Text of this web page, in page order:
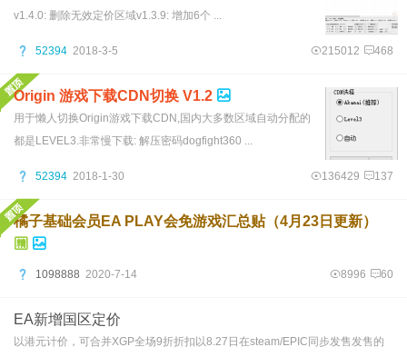
v1.4.0: 删除无效定价区域v1.3.9: 增加6个 ...
52394 2018-3-5 215012 468
Origin 游戏下载CDN切换 V1.2
用于懒人切换Origin游戏下载CDN,国内大多数区域自动分配的
都是LEVEL3.非常慢下载: 解压密码dogfight360 ...
52394 2018-1-30 136429 137
橘子基础会员EA PLAY会免游戏汇总贴（4月23日更新）
1098888 2020-7-14 8996 60
EA新增国区定价
以港元计价，可合并XGP全场9折折扣以8.27日在steam/EPIC同步发售发售的